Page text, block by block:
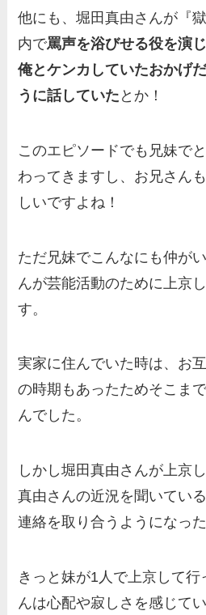
他にも、堀田真由さんが『
内で罵声を浴びせる役を演
俺とケンカしていたおかげ
うに話していた とか！
このエピソードでも兄妹で
わってきますし、お兄さん
しいですよね！
ただ兄妹でこんなにも仲が
んが芸能活動のために上京
す。
実家に住んでいた時は、お
の時期もあったためそこま
んでした。
しかし堀田真由さんが上京
真由さんの近況を聞いてい
連絡を取り合うようになっ
きっと妹が1人で上京して行
んは心配や寂しさを感じて